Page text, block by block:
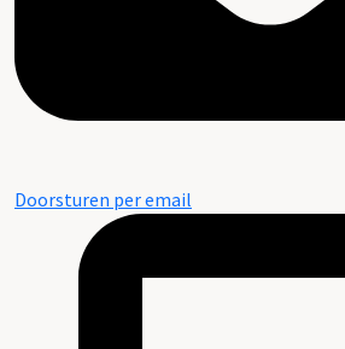
Doorsturen per email